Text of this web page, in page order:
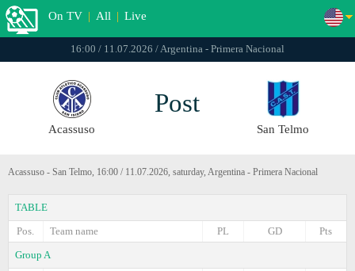
On TV | All | Live
16:00 / 11.07.2026 / Argentina - Primera Nacional
Acassuso
Post
San Telmo
Acassuso - San Telmo, 16:00 / 11.07.2026, saturday, Argentina - Primera Nacional
TABLE
Pos.
Team name Pts
GD
PL
Group A